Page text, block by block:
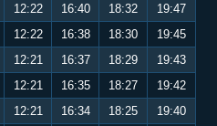
12:22 16:40 18:32
19:47
12:22 16:38 18:30
19:45
12:21 16:37 18:29
19:43
12:21 16:35 18:27
19:42
12:21 16:34 18:25
19:40